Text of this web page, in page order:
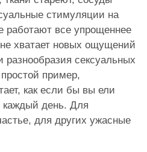
стимуляции на
работают все упрощеннее
хватает новых ощущений
сексуальных
пример,
как если бы вы ели
каждый день. Для
для других ужасные